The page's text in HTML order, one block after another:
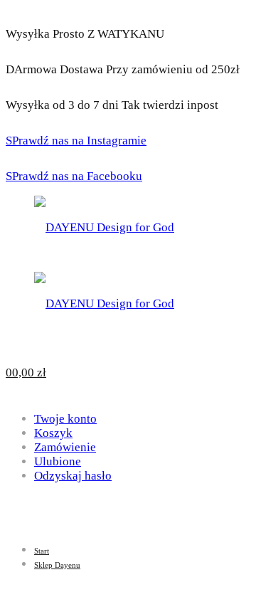
Wysyłka Prosto Z WATYKANU
DArmowa Dostawa Przy zamówieniu od 250zł
Wysyłka od 3 do 7 dni Tak twierdzi inpost
SPrawdź nas na Instagramie
SPrawdź nas na Facebooku
for
God
DAYENU
Design
God
00,00 zł
Twoje konto
Koszyk
Zamówienie
Ulubione
Odzyskaj hasło
Start
Sklep Dayenu